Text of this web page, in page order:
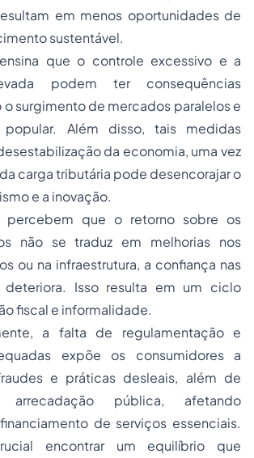
em menos oportunidades de
sustentável.
que o controle excessivo e a
podem ter consequências
o surgimento de mercados paralelos e
popular. Além disso, tais medidas
da economia, uma vez
carga tributária pode desencorajar o
e a inovação.
percebem que o retorno sobre os
não se traduz em melhorias nos
ou na infraestrutura, a confiança nas
deteriora. Isso resulta em um ciclo
fiscal e informalidade.
a falta de regulamentação e
expõe os consumidores a
e práticas desleais, além de
pública, afetando
de serviços essenciais.
encontrar um equilíbrio que